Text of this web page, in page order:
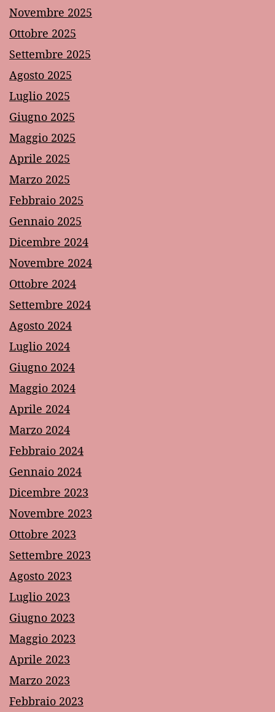
Novembre 2025
Ottobre 2025
Settembre 2025
Agosto 2025
Luglio 2025
Giugno 2025
Maggio 2025
Aprile 2025
Marzo 2025
Febbraio 2025
Gennaio 2025
Dicembre 2024
Novembre 2024
Ottobre 2024
Settembre 2024
Agosto 2024
Luglio 2024
Giugno 2024
Maggio 2024
Aprile 2024
Marzo 2024
Febbraio 2024
Gennaio 2024
Dicembre 2023
Novembre 2023
Ottobre 2023
Settembre 2023
Agosto 2023
Luglio 2023
Giugno 2023
Maggio 2023
Aprile 2023
Marzo 2023
Febbraio 2023